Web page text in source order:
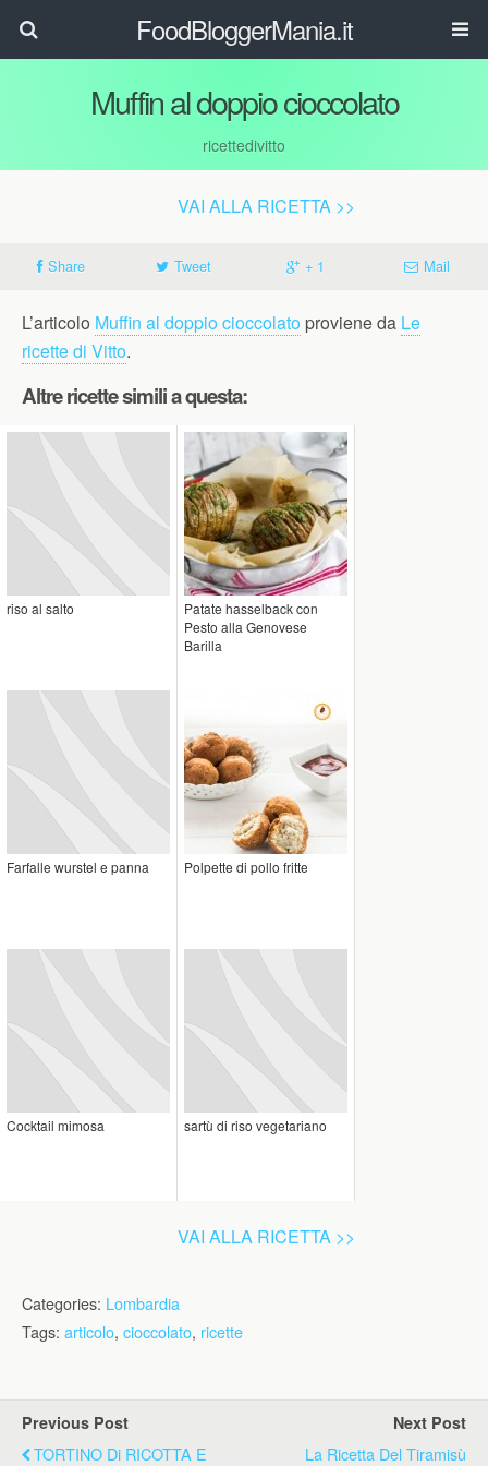
FoodBloggerMania.it
Muffin al doppio cioccolato
ricettedivitto
VAI ALLA RICETTA >>
Share Tweet + 1 Mail
L’articolo Muffin al doppio cioccolato proviene da Le
ricette di Vitto.
Altre ricette simili a questa:
riso al salto
Patate hasselback con
Pesto alla Genovese
Barilla
Farfalle wurstel e panna Polpette di pollo fritte
Cocktail mimosa sartù di riso vegetariano
VAI ALLA RICETTA >>
Categories: Lombardia
Tags: articolo, cioccolato, ricette
Previous Post
TORTINO Di RICOTTA E
Next Post
La Ricetta Del Tiramisù